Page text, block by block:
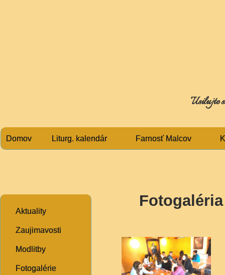
Usilujte
Domov Liturg. kalendár Farnosť Malcov
Aktuality
Zaujimavosti
Modlitby
Fotogalérie